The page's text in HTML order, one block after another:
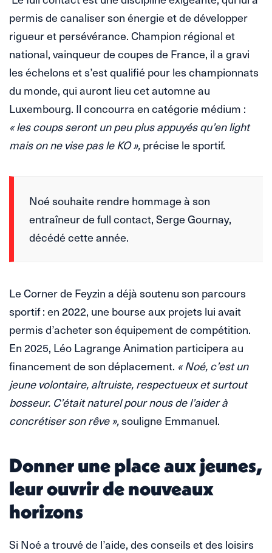
permis de canaliser son énergie et de développer
rigueur et persévérance. Champion régional et
national, vainqueur de coupes de France, il a gravi
les échelons et s’est qualifié pour les championnats
du monde, qui auront lieu cet automne au
Luxembourg. Il concourra en catégorie médium :
« les coups seront un peu plus appuyés qu’en light
mais on ne vise pas le KO »,précise le sportif.
Noé souhaite rendre hommage à son
entraîneur de full contact, Serge Gournay,
décédé cette année.
Le Corner de Feyzin a déjà soutenu son parcours
sportif : en 2022, une bourse aux projets lui avait
permis d’acheter son équipement de compétition.
En 2025, Léo Lagrange Animation participera au
financement de son déplacement. « Noé, c’est un
jeune volontaire, altruiste, respectueux et surtout
bosseur. C’était naturel pour nous de l’aider à
concrétiser son rêve »,souligne Emmanuel.
Donner une place aux jeunes,
leur ouvrir de nouveaux
horizons
Si Noé a trouvé de l’aide, des conseils et des loisirs